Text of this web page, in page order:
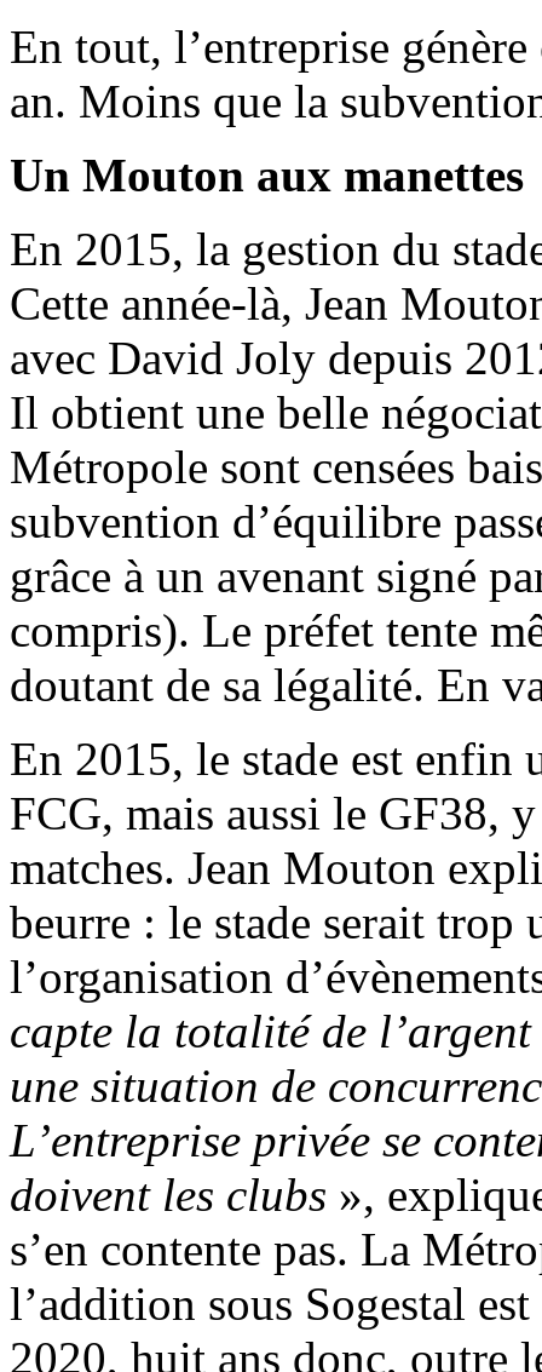
En tout, l’entreprise
an. Moins que la
Un Mouton aux manettes
En 2015, la gestion du
Cette année-là, Jean
avec David Joly depuis
Il obtient une belle
Métropole sont censées
subvention d’équilibre
grâce à un avenant signé
compris). Le préfet tente
doutant de sa légalité. En
En 2015, le stade est
FCG, mais aussi le GF38,
matches. Jean Mouton
beurre : le stade serait
l’organisation
capte la totalité de
une situation de
L’entreprise privée se
doivent les clubs »,
s’en contente pas. La
l’addition sous Sogestal
2020, huit ans donc, outre